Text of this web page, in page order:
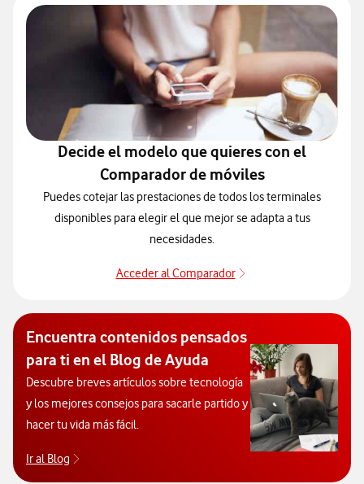
Decide el modelo que quieres con el
Comparador de móviles
Puedes cotejar las prestaciones de todos los terminales
disponibles para elegir el que mejor se adapta a tus
necesidades.
Acceder al Comparador
Encuentra contenidos pensados
para ti en el Blog de Ayuda
Descubre breves artículos sobre tecnología
y los mejores consejos para sacarle partido y
hacer tu vida más fácil.
Ir al Blog